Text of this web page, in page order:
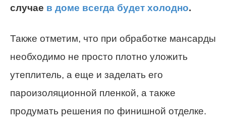
случае в доме всегда будет холодно.
Также отметим, что при обработке мансарды
необходимо не просто плотно уложить
утеплитель, а еще и заделать его
пароизоляционной пленкой, а также
продумать решения по финишной отделке.